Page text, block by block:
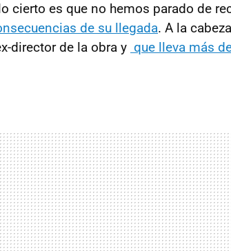
cierto es que no hemos parado de
de su llegada. A la
director de la obra y que lleva más